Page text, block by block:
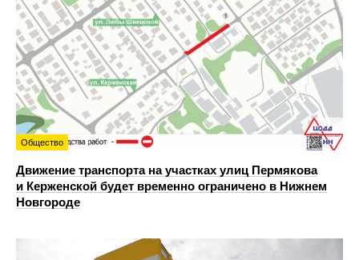
Общество
Движение транспорта на участках улиц Пермякова
и Керженской будет временно ограничено в Нижнем
Новгороде